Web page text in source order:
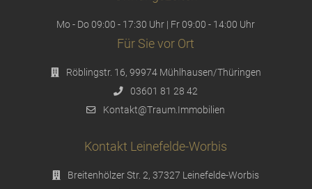
Mo - Do 09:00 - 17:30 Uhr | Fr 09:00 - 14:00 Uhr
Für Sie vor Ort
Röblingstr. 16, 99974 Mühlhausen/Thüringen
03601 81 28 42
Kontakt@Traum.Immobilien
Kontakt Leinefelde-Worbis
Breitenhölzer Str. 2, 37327 Leinefelde-Worbis